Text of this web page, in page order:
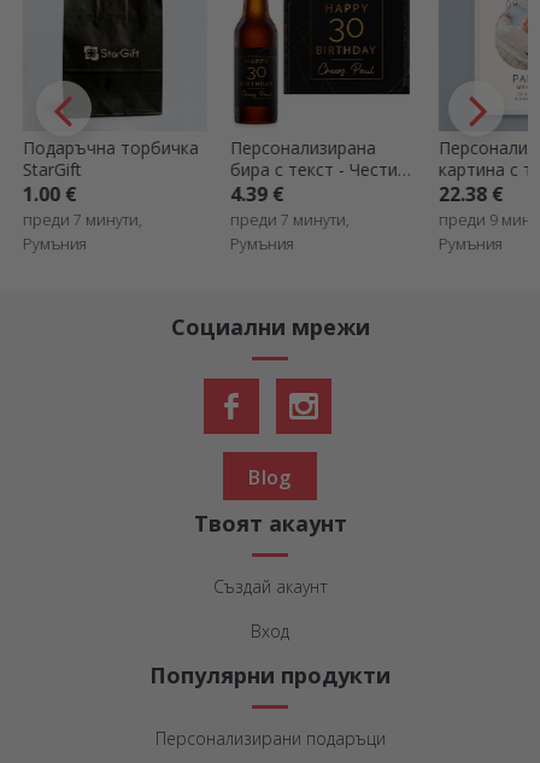
Персонализирана
бира с текст - Честит
рожден ден, Голд
4.39 €
преди 7 минути,
Румъния
Персонализирана
картина с текст и
снимка - Здравейте
22.38 €
преди 9 минути,
Румъния
бебешка
име -
7.79 €
преди 9
Румъния
Социални мрежи
Blog
Твоят акаунт
Създай акаунт
Вход
Популярни продукти
Персонализирани подаръци